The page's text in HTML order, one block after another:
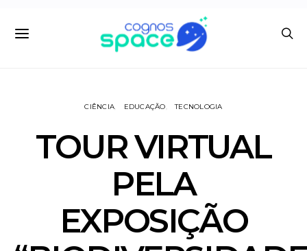
CIÊNCIA EDUCAÇÃO TECNOLOGIA
TOUR VIRTUAL
PELA
EXPOSIÇÃO